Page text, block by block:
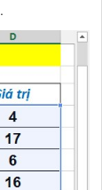
.